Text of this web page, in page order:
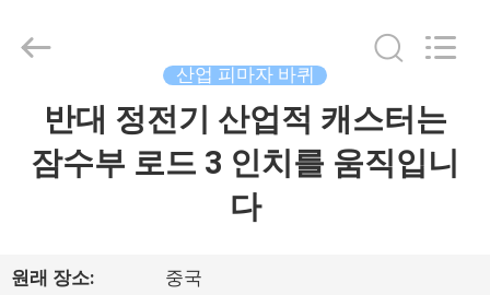
Industrial
산업 피마자 바퀴
반대 정전기 산업적 캐스터는
잠수부 로드 3 인치를 움직입니
다
원래 장소: 중국